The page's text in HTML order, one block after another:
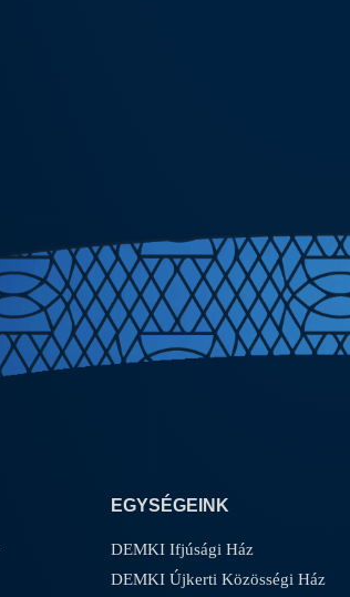
EGYSÉGEINK
DEMKI Ifjúsági Ház
DEMKI Újkerti Közösségi Ház